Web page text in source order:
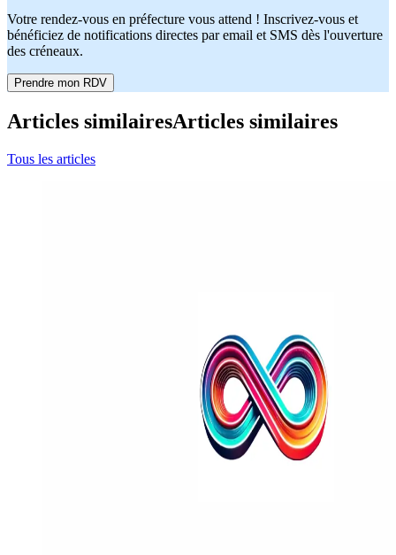
Votre rendez-vous en préfecture vous attend ! Inscrivez-vous et
bénéficiez de notifications directes par email et SMS dès l'ouverture
des créneaux.
Prendre mon RDV
Articles similairesArticles similaires
Tous les articles